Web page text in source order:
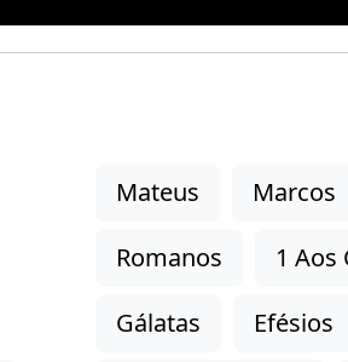
Mateus Marcos
Romanos
1 Aos
Gálatas
Efésios